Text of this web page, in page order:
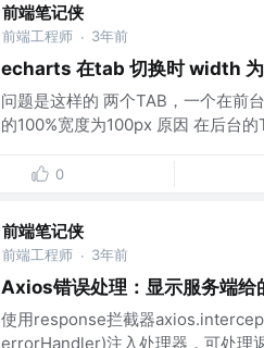
前端笔记侠
前端工程师 · 3年前
echarts 在tab 切换时 width
问题是这样的 两个TAB，一个在前
的100%宽度为100px 原因 在后台
0
前端笔记侠
前端工程师 · 3年前
Axios错误处理：显示服务端给
使用response拦截器
errorHandler)注入处理器，可处理